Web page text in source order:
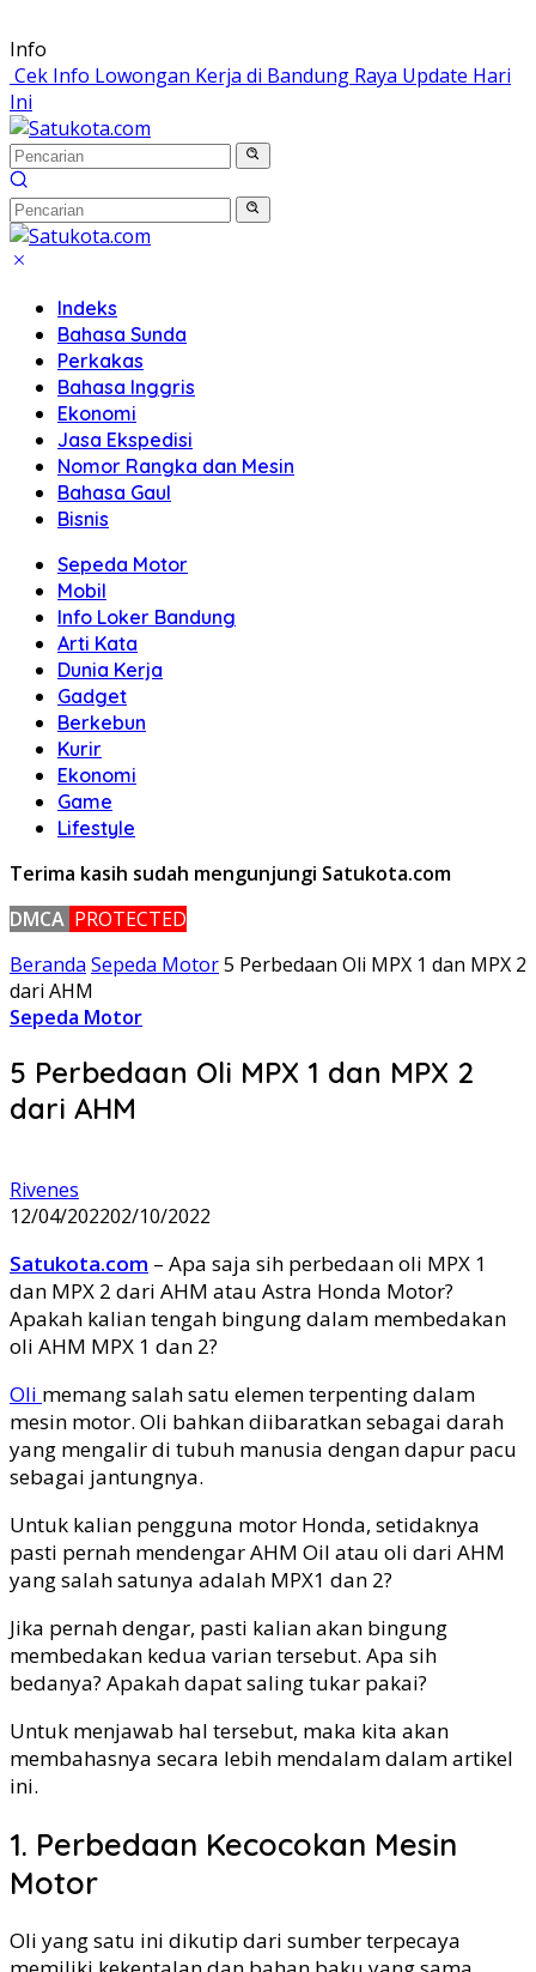
Langsung
ke
konten
Info
Cek Info Lowongan Kerja di Bandung Raya Update Hari
Ini
Indeks
Bahasa Sunda
Perkakas
Bahasa Inggris
Ekonomi
Jasa Ekspedisi
Nomor Rangka dan Mesin
Bahasa Gaul
Bisnis
Sepeda Motor
Mobil
Info Loker Bandung
Arti Kata
Dunia Kerja
Gadget
Berkebun
Kurir
Ekonomi
Game
Lifestyle
Terima kasih sudah mengunjungi Satukota.com
DMCA PROTECTED
Beranda Sepeda Motor5 Perbedaan Oli MPX 1 dan MPX 2
dari AHM
Sepeda Motor
5 Perbedaan Oli MPX 1 dan MPX 2
dari AHM
Rivenes
12/04/202202/10/2022
Satukota.com – Apa saja sih perbedaan oli MPX 1
dan MPX 2 dari AHM atau Astra Honda Motor?
Apakah kalian tengah bingung dalam membedakan
oli AHM MPX 1 dan 2?
Oli memang salah satu elemen terpenting dalam
mesin motor. Oli bahkan diibaratkan sebagai darah
yang mengalir di tubuh manusia dengan dapur pacu
sebagai jantungnya.
Untuk kalian pengguna motor Honda, setidaknya
pasti pernah mendengar AHM Oil atau oli dari AHM
yang salah satunya adalah MPX1 dan 2?
Jika pernah dengar, pasti kalian akan bingung
membedakan kedua varian tersebut. Apa sih
bedanya? Apakah dapat saling tukar pakai?
Untuk menjawab hal tersebut, maka kita akan
membahasnya secara lebih mendalam dalam artikel
ini.
1. Perbedaan Kecocokan Mesin
Motor
Oli yang satu ini dikutip dari sumber terpecaya